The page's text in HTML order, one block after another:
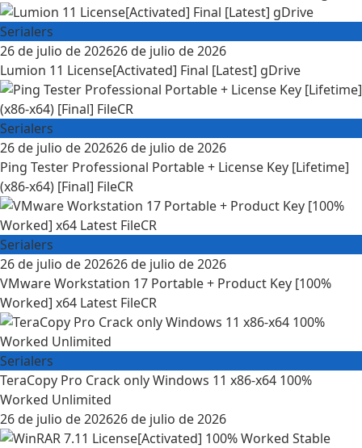
Serialers
Posted
on
26 de julio de 202626 de julio de 2026
Lumion 11 License[Activated] Final [Latest] gDrive
Serialers
Posted
on
26 de julio de 202626 de julio de 2026
Ping Tester Professional Portable + License Key [Lifetime]
(x86-x64) [Final] FileCR
Serialers
Posted
on
26 de julio de 202626 de julio de 2026
VMware Workstation 17 Portable + Product Key [100%
Worked] x64 Latest FileCR
Serialers
TeraCopy Pro Crack only Windows 11 x86-x64 100%
Worked Unlimited
Posted
on
26 de julio de 202626 de julio de 2026